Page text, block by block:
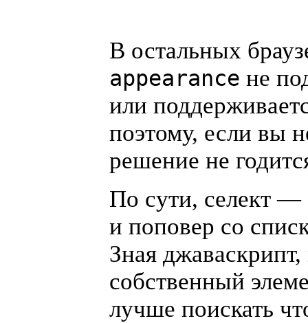
В остальных
appearance не
или
поэтому, если вы
решение не
По сути, селект —
и поповер со
Зная
собственный
лучше поискать